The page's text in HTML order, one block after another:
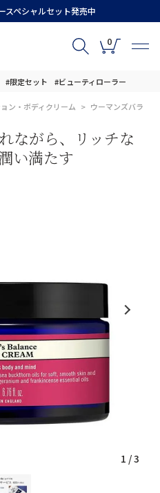
スペシャルセット発売中
0
#限定セット #ビューティローラー
ン・ボディクリーム
ウーマンズバラ
ながら、リッチな
い満たす
1 /3